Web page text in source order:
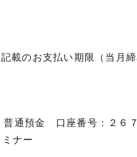
お支払い期限（当月締
普通預金 口座番号：２
ナー